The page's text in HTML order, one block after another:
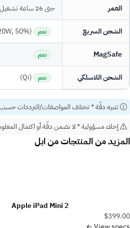
العمر حتى 26 ساعة تشغيل فيديو
الشحن السريع نعم (20W, 50% خلال 30 دقيقة)
MagSafe نعم
الشحن اللاسلكي نعم (Qi)
تنبيه دقّة* تختلف المواصفات/الترددات حسب
إخلاء مسؤولية* لا نضمن دقّة أو اكتمال
المزيد من المنتجات منابل
Apple iPad Mini 2
$399.00